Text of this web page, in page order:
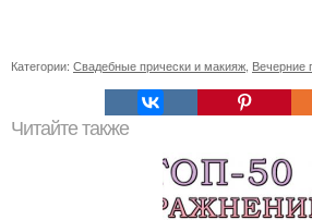
Категории: Свадебные прически и макияж Вечерние
Читайте также